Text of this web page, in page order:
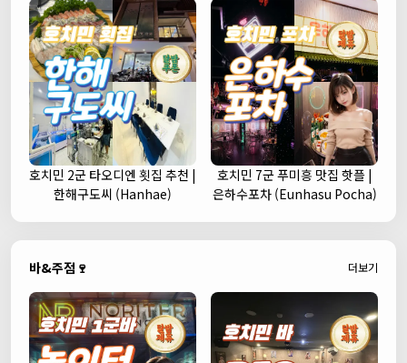
호치민 2군 타오디엔 횟집 추천 |
한해구도씨 (Hanhae)
호치민 7군 푸미흥 맛집 핫플 |
은하수포차 (Eunhasu Pocha)
바&주점🍷 더보기